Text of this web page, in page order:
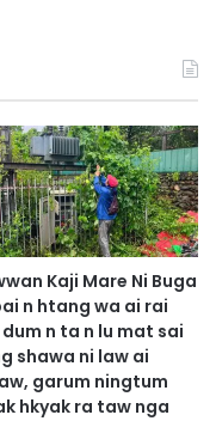
Kaji Mare Ni Buga
n htang wa ai rai
n ta n lu mat sai
shawa ni law ai
garum ningtum
hkyak ra taw nga